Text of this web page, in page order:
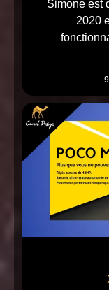
Simone est
2020